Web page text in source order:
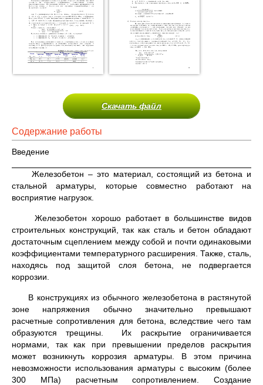
Скачать файл
Содержание работы
Введение
Железобетон – это материал, состоящий из бетона и
стальной арматуры, которые совместно работают на
восприятие нагрузок.
Железобетон хорошо работает в большинстве видов
строительных конструкций, так как сталь и бетон обладают
достаточным сцеплением между собой и почти одинаковыми
коэффициентами температурного расширения. Также, сталь,
находясь под защитой слоя бетона, не подвергается
коррозии.
В конструкциях из обычного железобетона в растянутой
зоне напряжения обычно значительно превышают
расчетные сопротивления для бетона, вследствие чего там
образуются трещины. Их раскрытие ограничивается
нормами, так как при превышении пределов раскрытия
может возникнуть коррозия арматуры. В этом причина
невозможности использования арматуры с высоким (более
300 МПа) расчетным сопротивлением. Создание